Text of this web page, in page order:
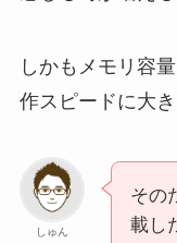
しかもメモリ容
作スピードに大
しゅん
その
載し